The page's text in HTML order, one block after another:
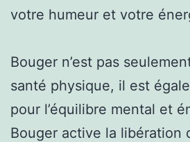
votre humeur et votre
Bouger n’est pas
santé physique, il est
pour l’équilibre mental et
Bouger active la libération